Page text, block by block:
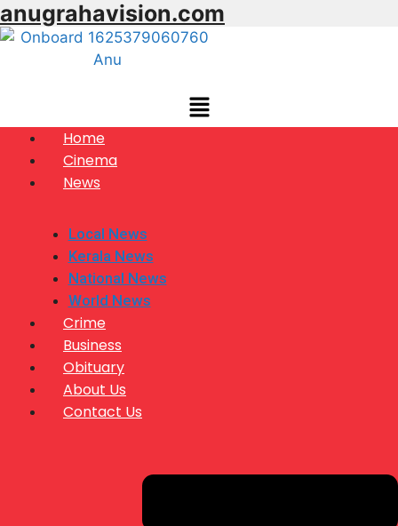
Skip
to
anugrahavision.com
Home
Cinema
News
Local News
Kerala News
National News
World News
Crime
Business
Obituary
About Us
Contact Us